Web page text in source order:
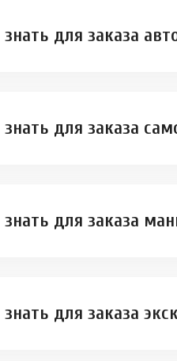
для заказа
для заказа
для заказа
для заказа